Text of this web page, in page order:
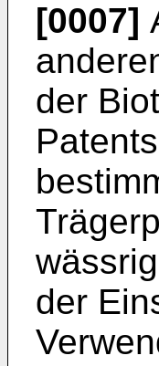
[0007]
der
der